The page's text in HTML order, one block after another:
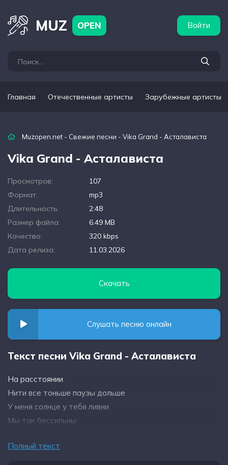
MUZ OPEN Войти
Главная Отечественные артисты Зарубежные артисты
Muzopen.net - Свежие песни - Vika Grand - Асталависта
Vika Grand - Асталависта
Просмотров:
107
Формат:
mp3
Длительность:
2:48
Размер файла:
6.49 MB
Качество:
320 kbps
Дата релиза:
11.03.2026
Скачать
Слушать песню онлайн
Текст песни Vika Grand - Асталависта
На расстоянии
Нити все тоньше паузы дольше
У меня солнце у тебя ливни
Мы так бессильны
Полный текст
артисты Популярные подборки